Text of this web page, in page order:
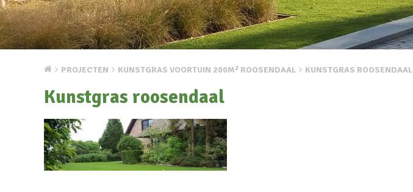
PROJECTEN KUNSTGRAS VOORTUIN 200M² ROOSENDAAL KUNSTGRAS ROOSENDAAL
Kunstgras roosendaal